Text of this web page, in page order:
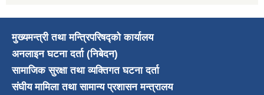
मुख्यमन्त्री तथा मन्त्रिपरिषद्को कार्यालय
अनलाइन घटना दर्ता (निबेदन)
सामाजिक सुरक्षा तथा व्यक्तिगत घटना दर्ता
संघीय मामिला तथा सामान्य प्रशासन मन्त्रालय